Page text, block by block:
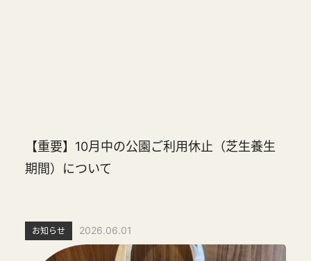
【重要】10月中の公園ご利用休止（芝生養生
期間）について
お知らせ 2026.06.01